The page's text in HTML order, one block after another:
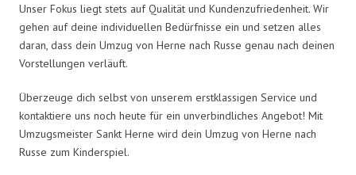
Unser Fokus liegt stets auf Qualität und Kundenzufriedenheit. Wir
gehen auf deine individuellen Bedürfnisse ein und setzen alles
daran, dass dein Umzug von Herne nach Russe genau nach deinen
Vorstellungen verläuft.
Überzeuge dich selbst von unserem erstklassigen Service und
kontaktiere uns noch heute für ein unverbindliches Angebot! Mit
Umzugsmeister Sankt Herne wird dein Umzug von Herne nach
Russe zum Kinderspiel.